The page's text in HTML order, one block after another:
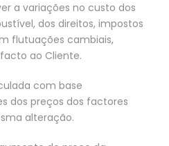
a variações no custo dos
dos direitos, impostos
flutuações cambiais,
ao Cliente.
com base
dos preços dos factores
alteração.